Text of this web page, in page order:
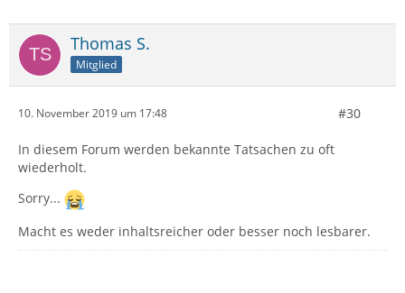
Linux openSUSE 15.1 Leap x86_64
Gruß
Feuerdrache
Thomas S.
Mitglied
10. November 2019 um 17:48 #30
In diesem Forum werden bekannte Tatsachen zu oft
wiederholt.
Sorry...
Macht es weder inhaltsreicher oder besser noch lesbarer.